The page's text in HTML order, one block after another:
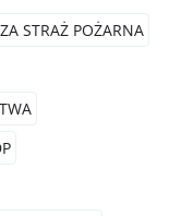
STRAŻ POŻARNA